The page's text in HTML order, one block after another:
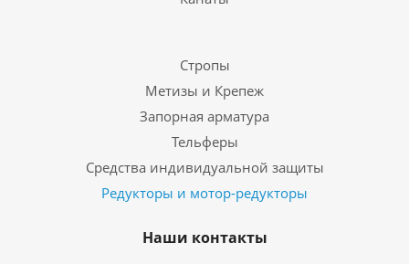
Стропы
Метизы и Крепеж
Запорная арматура
Тельферы
Средства индивидуальной защиты
Редукторы и мотор-редукторы
Наши контакты